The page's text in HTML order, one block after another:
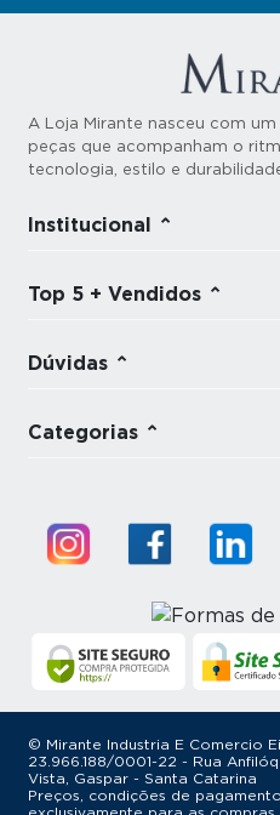
A Loja Mirante nasceu com
peças que acompanham o
tecnologia, estilo e
Institucional
Top 5 + Vendidos
Dúvidas
Categorias
© Mirante Industria E Comercio
23.966.188/0001-22 - Rua
Vista, Gaspar - Santa Catarina
Preços, condições de
exclusivamente para as